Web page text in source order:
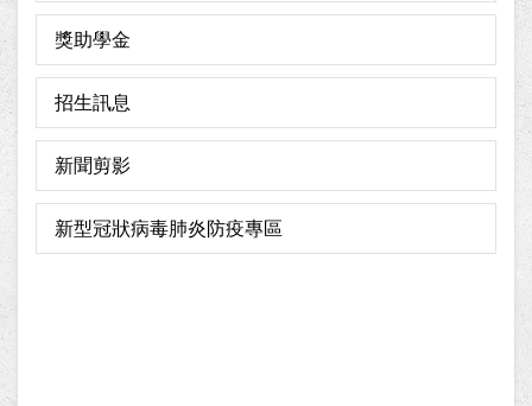
獎助學金
招生訊息
新聞剪影
新型冠狀病毒肺炎防疫專區